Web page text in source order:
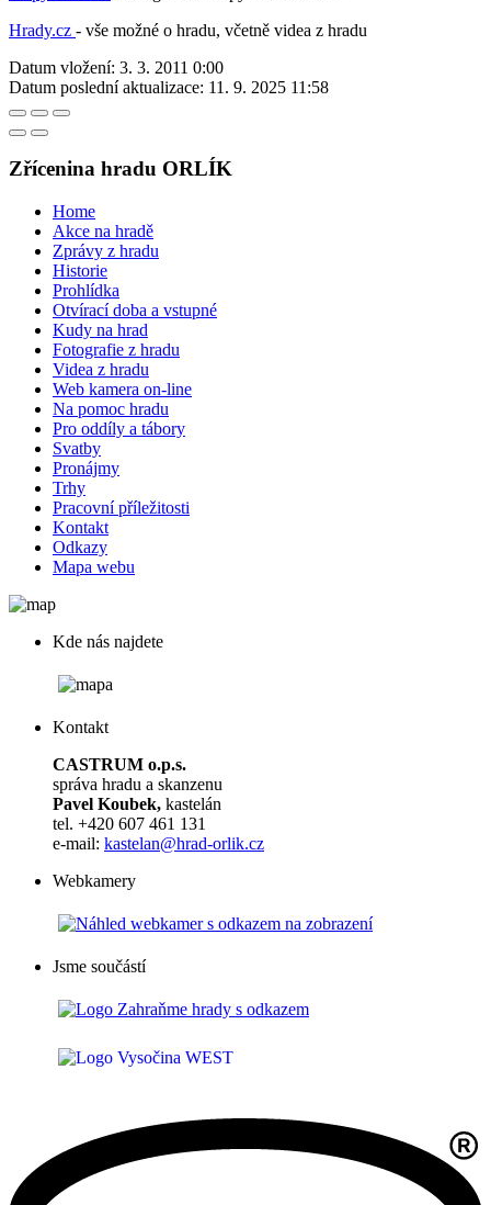
Hrady.cz - vše možné o hradu, včetně videa z hradu
Datum vložení: 3. 3. 2011 0:00
Datum poslední aktualizace: 11. 9. 2025 11:58
Zřícenina hradu ORLÍK
Home
Akce na hradě
Zprávy z hradu
Historie
Prohlídka
Otvírací doba a vstupné
Kudy na hrad
Fotografie z hradu
Videa z hradu
Web kamera on-line
Na pomoc hradu
Pro oddíly a tábory
Svatby
Pronájmy
Trhy
Pracovní příležitosti
Kontakt
Odkazy
Mapa webu
Kde nás najdete
Kontakt
CASTRUM o.p.s.
správa hradu a skanzenu
Pavel Koubek, kastelán
tel. +420 607 461 131
e-mail: kastelan@hrad-orlik.cz
Webkamery
Jsme součástí